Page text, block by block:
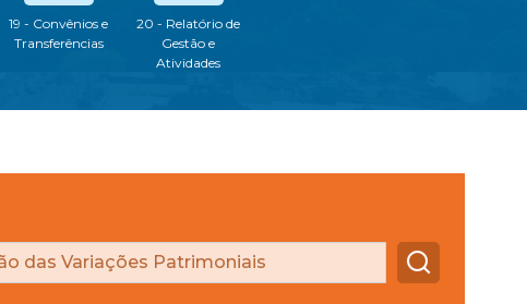
19 - Convênios e
Transferências
20 - Relatório de
Gestão e
Atividades